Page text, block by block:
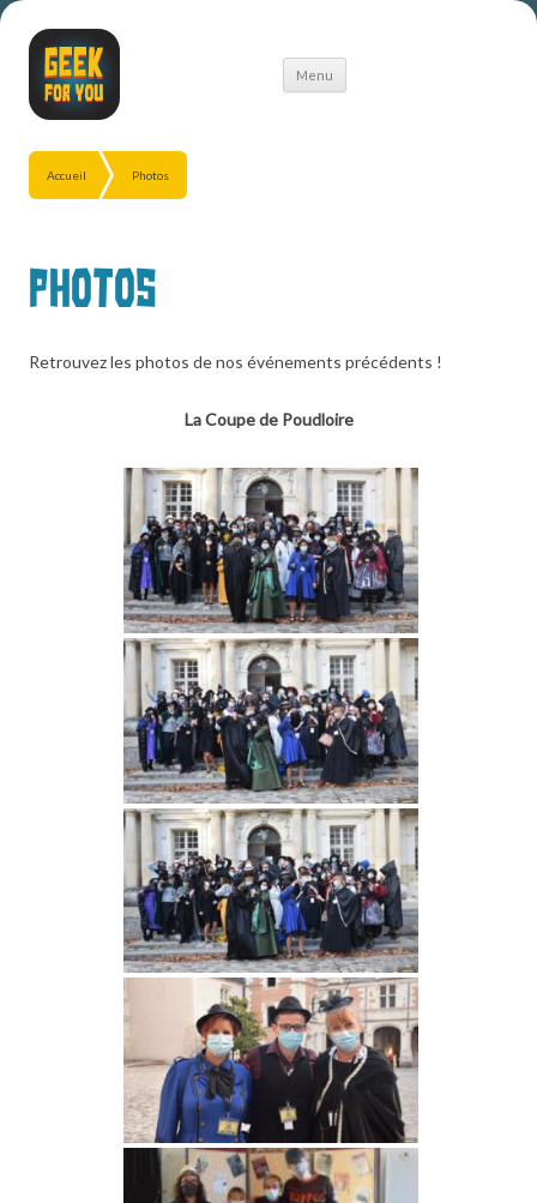
Menu
Aller
Accueil Photos
Photos
Retrouvez les photos de nos événements précédents !
La Coupe de Poudloire